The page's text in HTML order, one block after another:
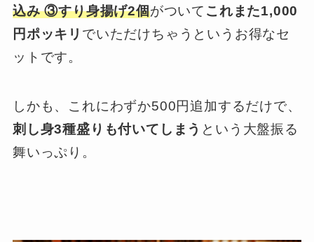
込み ③すり身揚げ2個がついて これまた1,000
円ポッキリ でいただけちゃうというお得なセ
ットです。
しかも、これにわずか500円追加するだけで、
刺し身3種盛りも付いてしまう という大盤振る
舞いっぷり。